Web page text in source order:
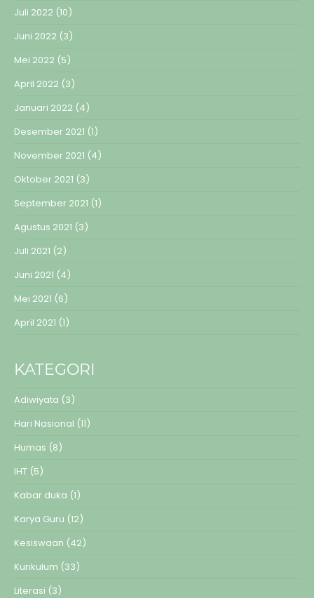
Juli 2022 (10)
Juni 2022 (3)
Mei 2022 (5)
April 2022 (3)
Januari 2022 (4)
Desember 2021 (1)
November 2021 (4)
Oktober 2021 (3)
September 2021 (1)
Agustus 2021 (3)
Juli 2021 (2)
Juni 2021 (4)
Mei 2021 (6)
April 2021 (1)
KATEGORI
Adiwiyata (3)
Hari Nasional (11)
Humas (8)
IHT (5)
Kabar duka (1)
Karya Guru (12)
Kesiswaan (42)
Kurikulum (33)
Literasi (3)